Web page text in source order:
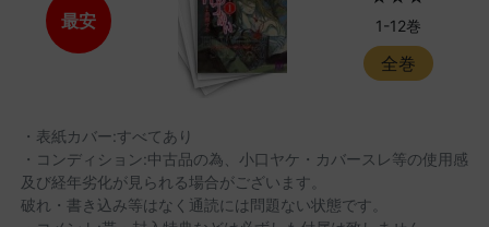
最安 1-12巻
全巻
・表紙カバー:すべてあり
・コンディション:中古品の為、小口ヤケ・カバースレ等の使用感
及び経年劣化が見られる場合がございます。
破れ・書き込み等はなく通読には問題ない状態です。